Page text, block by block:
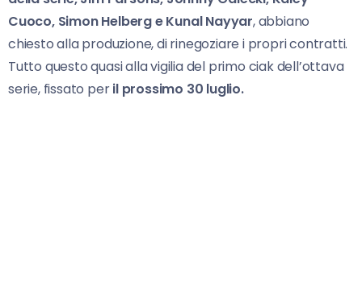
Cuoco, Simon Helberg e Kunal Nayyar, abbiano
chiesto alla produzione, di rinegoziare i propri contratti.
Tutto questo quasi alla vigilia del primo ciak dell’ottava
serie, fissato peril prossimo 30 luglio.